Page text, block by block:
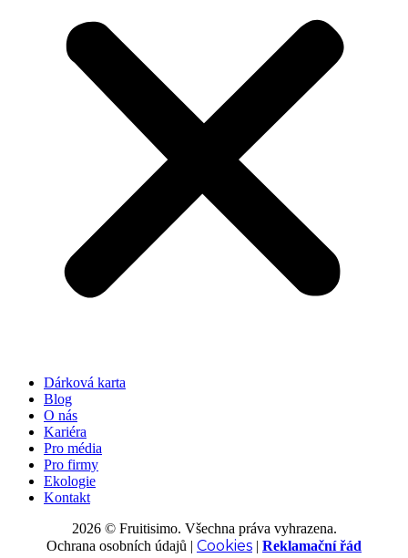
Dárková karta
Blog
O nás
Kariéra
Pro média
Pro firmy
Ekologie
Kontakt
2026 © Fruitisimo. Všechna práva vyhrazena.
Ochrana osobních údajů | Cookies | Reklamační řád